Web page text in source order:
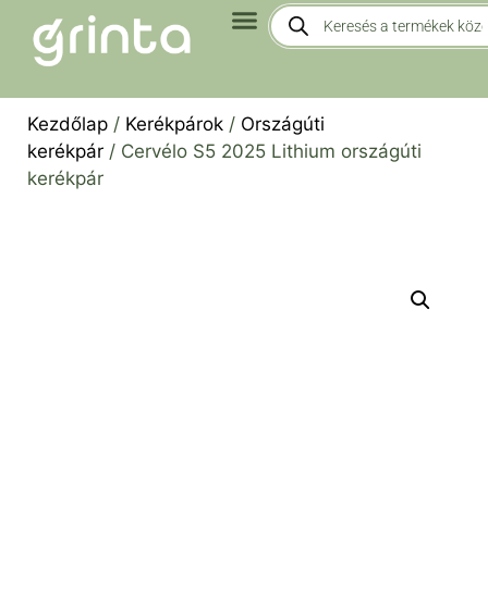
Kezdőlap / Kerékpárok / Országúti
kerékpár / Cervélo S5 2025 Lithium országúti
kerékpár